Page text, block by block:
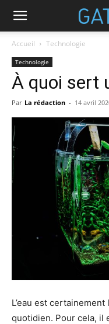
Accueil Technologie
Technologie
À quoi sert
Par La rédaction - 14 avril
L’eau est
quotidien. Pour cela, il